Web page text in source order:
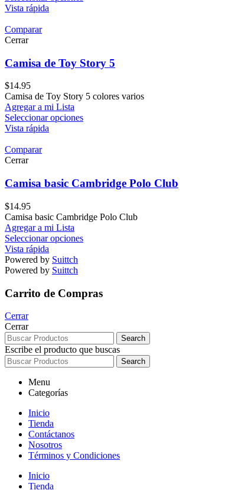
Vista rápida
Comparar
Cerrar
Camisa de Toy Story 5
$14.95
Camisa de Toy Story 5 colores varios
Agregar a mi Lista
Seleccionar opciones
Vista rápida
Comparar
Cerrar
Camisa basic Cambridge Polo Club
$14.95
Camisa basic Cambridge Polo Club
Agregar a mi Lista
Seleccionar opciones
Vista rápida
Powered by Suittch
Powered by Suittch
Carrito de Compras
Cerrar
Cerrar
Search
Escribe el producto que buscas
Search
Menu
Categorías
Inicio
Tienda
Contáctanos
Nosotros
Términos y Condiciones
Inicio
Tienda